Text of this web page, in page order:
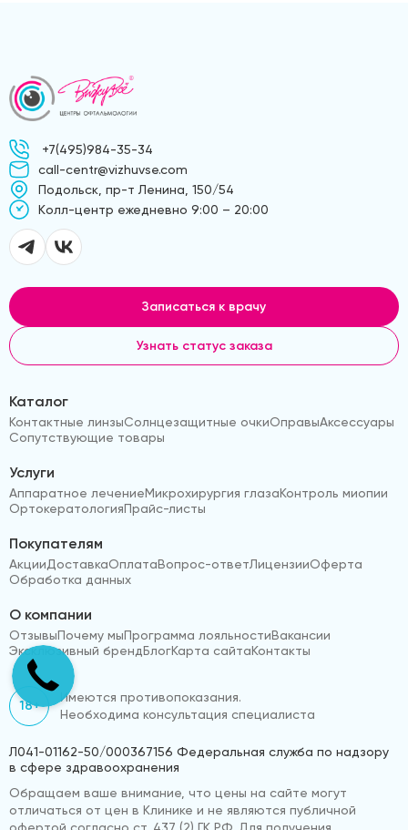
+7(495)984-35-34
call-centr@vizhuvse.com
Подольск, пр-т Ленина, 150/54
Kолл-центр ежедневно 9:00 – 20:00
Записаться к врачу
Узнать статус заказа
Каталог
Контактные линзыСолнцезащитные очкиОправыАксессуары
Сопутствующие товары
Услуги
Аппаратное лечениеМикрохирургия глазаКонтроль миопии
ОртокератологияПрайс-листы
Покупателям
АкцииДоставкаОплатаВопрос-ответЛицензииОферта
Обработка данных
О компании
ОтзывыПочему мыПрограмма лояльностиВакансии
Эксклюзивный брендБлогКарта сайтаКонтакты
18+
Имеются противопоказания.
Необходима консультация специалиста
Л041-01162-50/000367156 Федеральная служба по надзору
в сфере здравоохранения
Обращаем ваше внимание, что цены на сайте могут
отличаться от цен в Клинике и не являются публичной
офертой согласно ст. 437 (2) ГК РФ. Для получения